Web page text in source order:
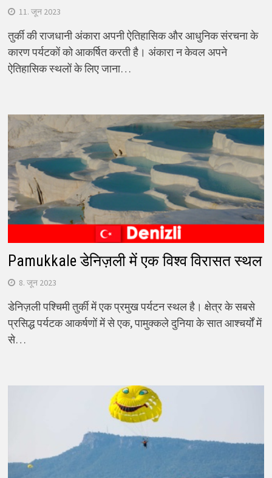
11. जून 2023
तुर्की की राजधानी अंकारा अपनी ऐतिहासिक और आधुनिक संरचना के
कारण पर्यटकों को आकर्षित करती है। अंकारा न केवल अपने
ऐतिहासिक स्थलों के लिए जाना…
Pamukkale डेनिज़ली में एक विश्व विरासत स्थल
8. जून 2023
डेनिज़ली पश्चिमी तुर्की में एक प्रमुख पर्यटन स्थल है। क्षेत्र के सबसे
प्रसिद्ध पर्यटक आकर्षणों में से एक, पामुक्कले दुनिया के सात आश्चर्यों में
से…